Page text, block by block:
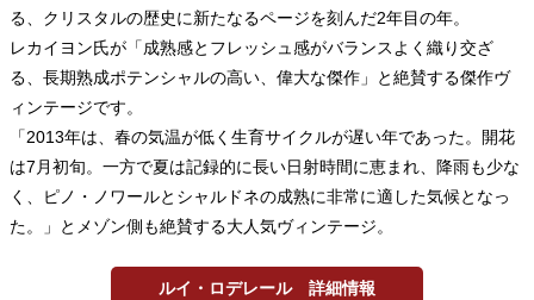
る、クリスタルの歴史に新たなるページを刻んだ2年目の年。
レカイヨン氏が「成熟感とフレッシュ感がバランスよく織り交ざ
る、長期熟成ポテンシャルの高い、偉大な傑作」と絶賛する傑作ヴ
ィンテージです。
「2013年は、春の気温が低く生育サイクルが遅い年であった。開花
は7月初旬。一方で夏は記録的に長い日射時間に恵まれ、降雨も少な
く、ピノ・ノワールとシャルドネの成熟に非常に適した気候となっ
た。」とメゾン側も絶賛する大人気ヴィンテージ。
ルイ・ロデレール 詳細情報